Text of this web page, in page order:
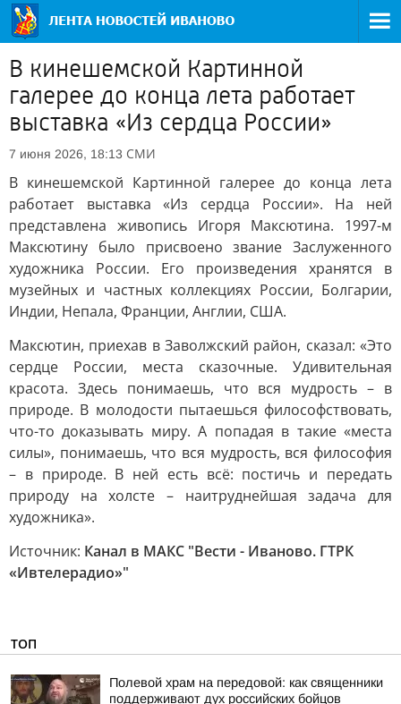
В кинешемской Картинной
галерее до конца лета работает
выставка «Из сердца России»
7 июня 2026, 18:13 СМИ
В кинешемской Картинной галерее до конца лета
работает выставка «Из сердца России». На ней
представлена живопись Игоря Максютина. 1997-м
Максютину было присвоено звание Заслуженного
художника России. Его произведения хранятся в
музейных и частных коллекциях России, Болгарии,
Индии, Непала, Франции, Англии, США.
Максютин, приехав в Заволжский район, сказал: «Это
сердце России, места сказочные. Удивительная
красота. Здесь понимаешь, что вся мудрость – в
природе. В молодости пытаешься философствовать,
что-то доказывать миру. А попадая в такие «места
силы», понимаешь, что вся мудрость, вся философия
– в природе. В ней есть всё: постичь и передать
природу на холсте – наитруднейшая задача для
художника».
Источник: Канал в МАКС "Вести - Иваново. ГТРК
«Ивтелерадио»"
ТОП
Полевой храм на передовой: как священники
поддерживают дух российских бойцов